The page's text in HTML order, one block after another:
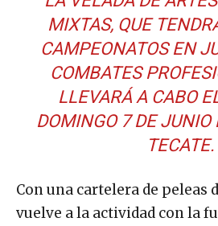
MIXTAS, QUE
CAMPEONATOS EN
COMBATES
LLEVARÁ A CABO
DOMINGO 7 DE JUNIO
TECATE.
Con una cartelera de peleas
vuelve a la actividad con la